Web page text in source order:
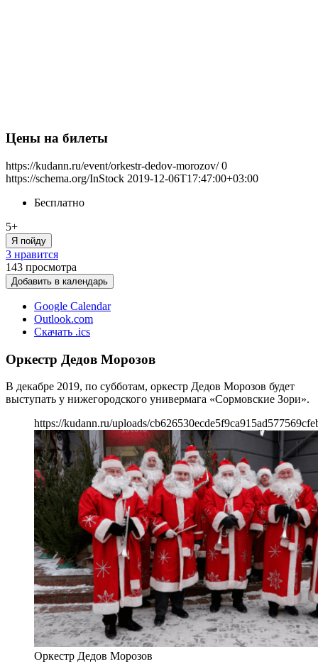
Цены на билеты
https://kudann.ru/event/orkestr-dedov-morozov/ 0
https://schema.org/InStock 2019-12-06T17:47:00+03:00
Бесплатно
5+
Я пойду
3 нравится
143 просмотра
Добавить в календарь
Google Calendar
Outlook.com
Скачать .ics
Оркестр Дедов Морозов
В декабре 2019, по субботам, оркестр Дедов Морозов будет
выступать у нижегородского универмага «Сормовские Зори».
https://kudann.ru/uploads/
Оркестр Дедов Морозов